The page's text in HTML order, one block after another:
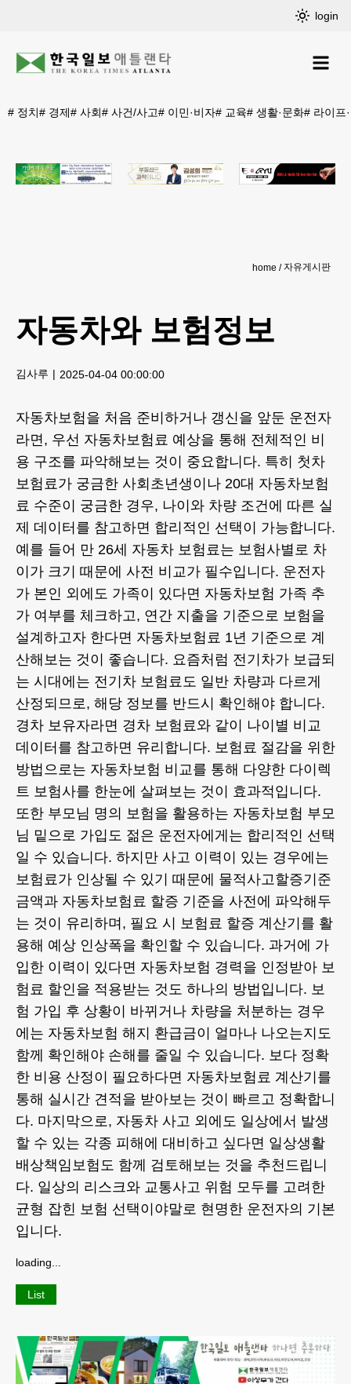
login
# 정치# 경제# 사회# 사건/사고# 이민·비자# 교육# 생활·문화# 라이프
home 자유게시판
자동차와 보험정보
김사루 2025-04-04 00:00:00
자동차보험을 처음 준비하거나 갱신을 앞둔 운전자
라면, 우선 자동차보험료 예상을 통해 전체적인 비
용 구조를 파악해보는 것이 중요합니다. 특히 첫차
보험료가 궁금한 사회초년생이나 20대 자동차보험
료 수준이 궁금한 경우, 나이와 차량 조건에 따른 실
제 데이터를 참고하면 합리적인 선택이 가능합니다.
예를 들어 만 26세 자동차 보험료는 보험사별로 차
이가 크기 때문에 사전 비교가 필수입니다. 운전자
가 본인 외에도 가족이 있다면 자동차보험 가족 추
가 여부를 체크하고, 연간 지출을 기준으로 보험을
설계하고자 한다면 자동차보험료 1년 기준으로 계
산해보는 것이 좋습니다. 요즘처럼 전기차가 보급되
는 시대에는 전기차 보험료도 일반 차량과 다르게
산정되므로, 해당 정보를 반드시 확인해야 합니다.
경차 보유자라면 경차 보험료와 같이 나이별 비교
데이터를 참고하면 유리합니다. 보험료 절감을 위한
방법으로는 자동차보험 비교를 통해 다양한 다이렉
트 보험사를 한눈에 살펴보는 것이 효과적입니다.
또한 부모님 명의 보험을 활용하는 자동차보험 부모
님 밑으로 가입 도 젊은 운전자에게는 합리적인 선택
일 수 있습니다. 하지만 사고 이력이 있는 경우에는
보험료가 인상될 수 있기 때문에 물적사고할증기준
금액과 자동차보험료 할증 기준을 사전에 파악해두
는 것이 유리하며, 필요 시 보험료 할증 계산기를 활
용해 예상 인상폭을 확인할 수 있습니다. 과거에 가
입한 이력이 있다면 자동차보험 경력을 인정받아 보
험료 할인을 적용받는 것도 하나의 방법입니다. 보
험 가입 후 상황이 바뀌거나 차량을 처분하는 경우
에는 자동차보험 해지 환급금이 얼마나 나오는지도
함께 확인해야 손해를 줄일 수 있습니다. 보다 정확
한 비용 산정이 필요하다면 자동차보험료 계산기 를
통해 실시간 견적을 받아보는 것이 빠르고 정확합니
다. 마지막으로, 자동차 사고 외에도 일상에서 발생
할 수 있는 각종 피해에 대비하고 싶다면 일상생활
배상책임보험 도 함께 검토해보는 것을 추천드립니
다. 일상의 리스크와 교통사고 위험 모두를 고려한
균형 잡힌 보험 선택이야말로 현명한 운전자의 기본
입니다.
loading...
List